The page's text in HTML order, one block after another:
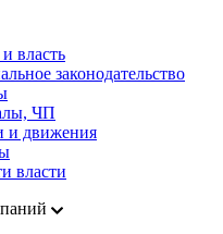
власть
законодательство
ЧП
и движения
власти